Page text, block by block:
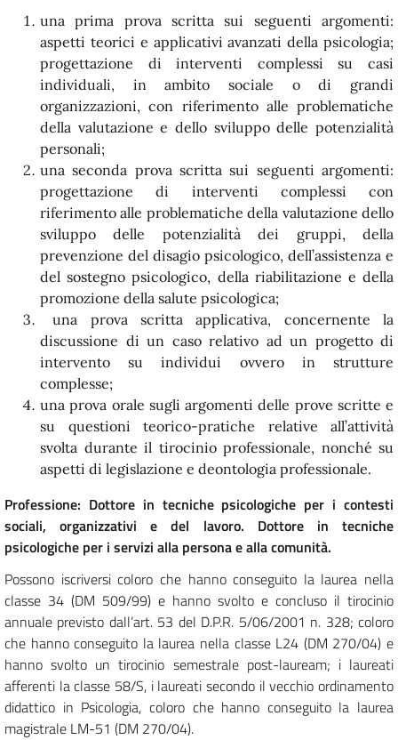
una prima prova scritta sui seguenti argomenti:
aspetti teorici e applicativi avanzati della psicologia;
progettazione di interventi complessi su casi
individuali, in ambito sociale o di grandi
organizzazioni, con riferimento alle problematiche
della valutazione e dello sviluppo delle potenzialità
personali;
una seconda prova scritta sui seguenti argomenti:
progettazione di interventi complessi con
riferimento alle problematiche della valutazione dello
sviluppo delle potenzialità dei gruppi, della
prevenzione del disagio psicologico, dell’assistenza e
del sostegno psicologico, della riabilitazione e della
promozione della salute psicologica;
una prova scritta applicativa, concernente la
discussione di un caso relativo ad un progetto di
intervento su individui ovvero in strutture
complesse;
una prova orale sugli argomenti delle prove scritte e
su questioni teorico-pratiche relative all’attività
svolta durante il tirocinio professionale, nonché su
aspetti di legislazione e deontologia professionale.
Professione: Dottore in tecniche psicologiche per i contesti
sociali, organizzativi e del lavoro. Dottore in tecniche
psicologiche per i servizi alla persona e alla comunità.
Possono iscriversi coloro che hanno conseguito la laurea nella
classe 34 (DM 509/99) e hanno svolto e concluso il tirocinio
annuale previsto dall’art. 53 del D.P.R. 5/06/2001 n. 328; coloro
che hanno conseguito la laurea nella classe L24 (DM 270/04) e
hanno svolto un tirocinio semestrale post-lauream; i laureati
afferenti la classe 58/S, i laureati secondo il vecchio ordinamento
didattico in Psicologia, coloro che hanno conseguito la laurea
magistrale LM-51 (DM 270/04).